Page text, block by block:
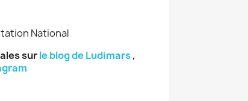
National
surle blog de Ludimars,